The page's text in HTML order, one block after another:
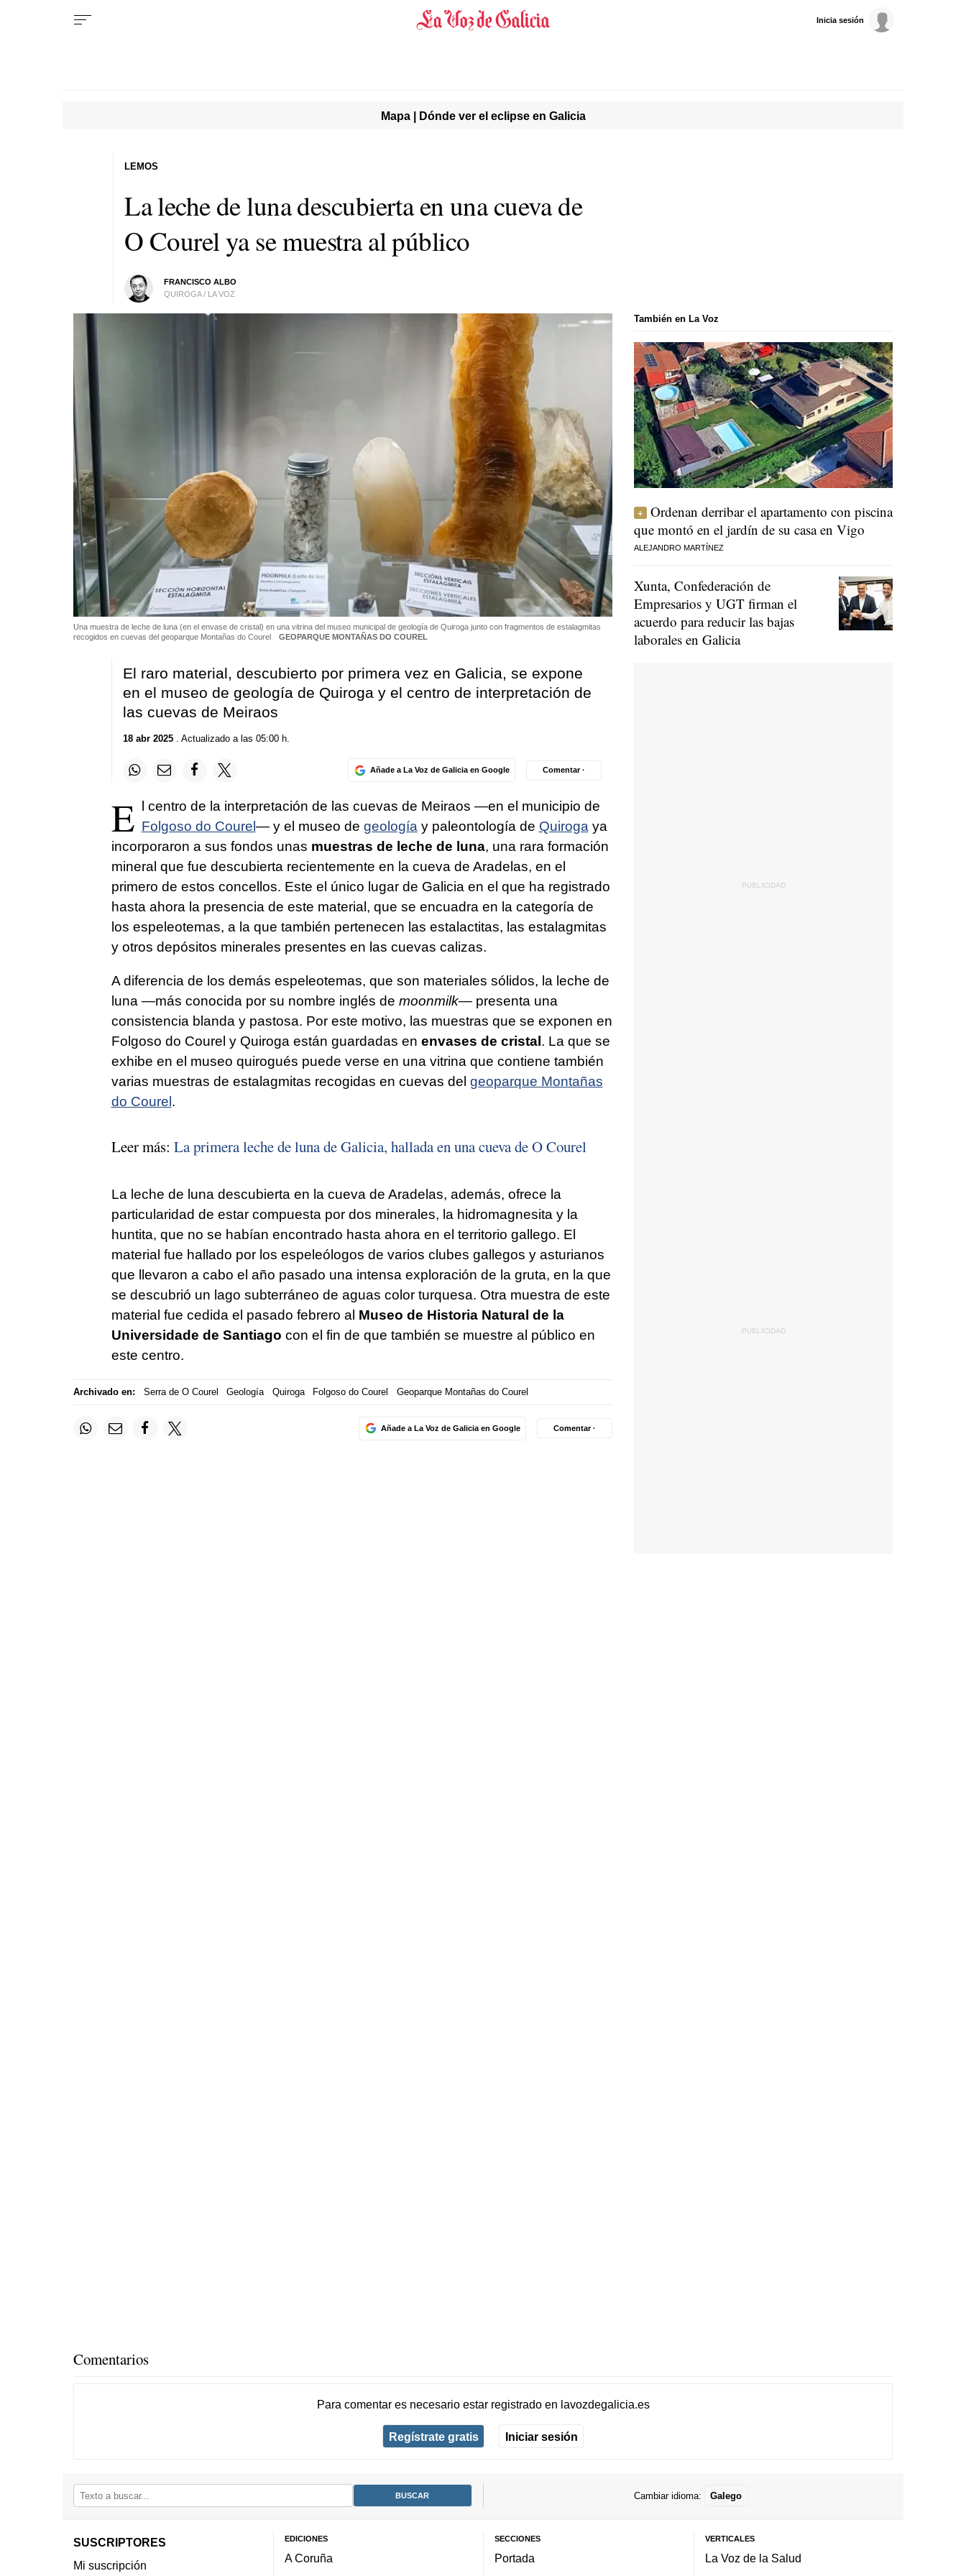
Inicia sesión
Mapa | Dónde ver el eclipse en Galicia
La leche de luna descubierta en una cueva de
O Courel ya se muestra al público
FRANCISCO ALBO
QUIROGA / LA VOZ
LEMOS
Una muestra de leche de luna (en el envase de cristal) en una vitrina del museo municipal de geología de Quiroga junto con fragmentos de estalagmitas
recogidos en cuevas del geoparque Montañas do Courel
GEOPARQUE MONTAÑAS DO COUREL
El raro material, descubierto por primera vez en Galicia, se expone
en el museo de geología de Quiroga y el centro de interpretación de
las cuevas de Meiraos
18 abr 2025. Actualizado a las 05:00 h.
Añade a La Voz de Galicia en Google Comentar ·
E
l centro de la interpretación de las cuevas de Meiraos —en el municipio de
Folgoso do Courel — y el museo de geología y paleontología de Quiroga ya
incorporaron a sus fondos unas muestras de leche de luna, una rara formación
mineral que fue descubierta recientemente en la cueva de Aradelas, en el
primero de estos concellos. Este el único lugar de Galicia en el que ha registrado
hasta ahora la presencia de este material, que se encuadra en la categoría de
los espeleotemas, a la que también pertenecen las estalactitas, las estalagmitas
y otros depósitos minerales presentes en las cuevas calizas.
A diferencia de los demás espeleotemas, que son materiales sólidos, la leche de
luna —más conocida por su nombre inglés de moonmilk— presenta una
consistencia blanda y pastosa. Por este motivo, las muestras que se exponen en
Folgoso do Courel y Quiroga están guardadas en envases de cristal . La que se
exhibe en el museo quirogués puede verse en una vitrina que contiene también
varias muestras de estalagmitas recogidas en cuevas del geoparque Montañas
do Courel .
Leer más: La primera leche de luna de Galicia, hallada en una cueva de O Courel
La leche de luna descubierta en la cueva de Aradelas, además, ofrece la
particularidad de estar compuesta por dos minerales, la hidromagnesita y la
huntita, que no se habían encontrado hasta ahora en el territorio gallego. El
material fue hallado por los espeleólogos de varios clubes gallegos y asturianos
que llevaron a cabo el año pasado una intensa exploración de la gruta, en la que
se descubrió un lago subterráneo de aguas color turquesa. Otra muestra de este
material fue cedida el pasado febrero al Museo de Historia Natural de la
Universidade de Santiago con el fin de que también se muestre al público en
este centro.
Archivado en: Serra de O Courel Geología Quiroga Folgoso do Courel Geoparque Montañas do Courel
Añade a La Voz de Galicia en Google Comentar ·
También en La Voz
Ordenan derribar el apartamento con piscina
que montó en el jardín de su casa en Vigo
ALEJANDRO MARTÍNEZ
Xunta, Confederación de
Empresarios y UGT firman el
acuerdo para reducir las bajas
laborales en Galicia
Comentarios
Para comentar es necesario estar registradoen lavozdegalicia.es
Regístrate gratis Iniciar sesión
Cambiar idioma: Galego
SUSCRIPTORES
Mi suscripción
EDICIONES
A Coruña
SECCIONES
Portada
VERTICALES
La Voz de la Salud